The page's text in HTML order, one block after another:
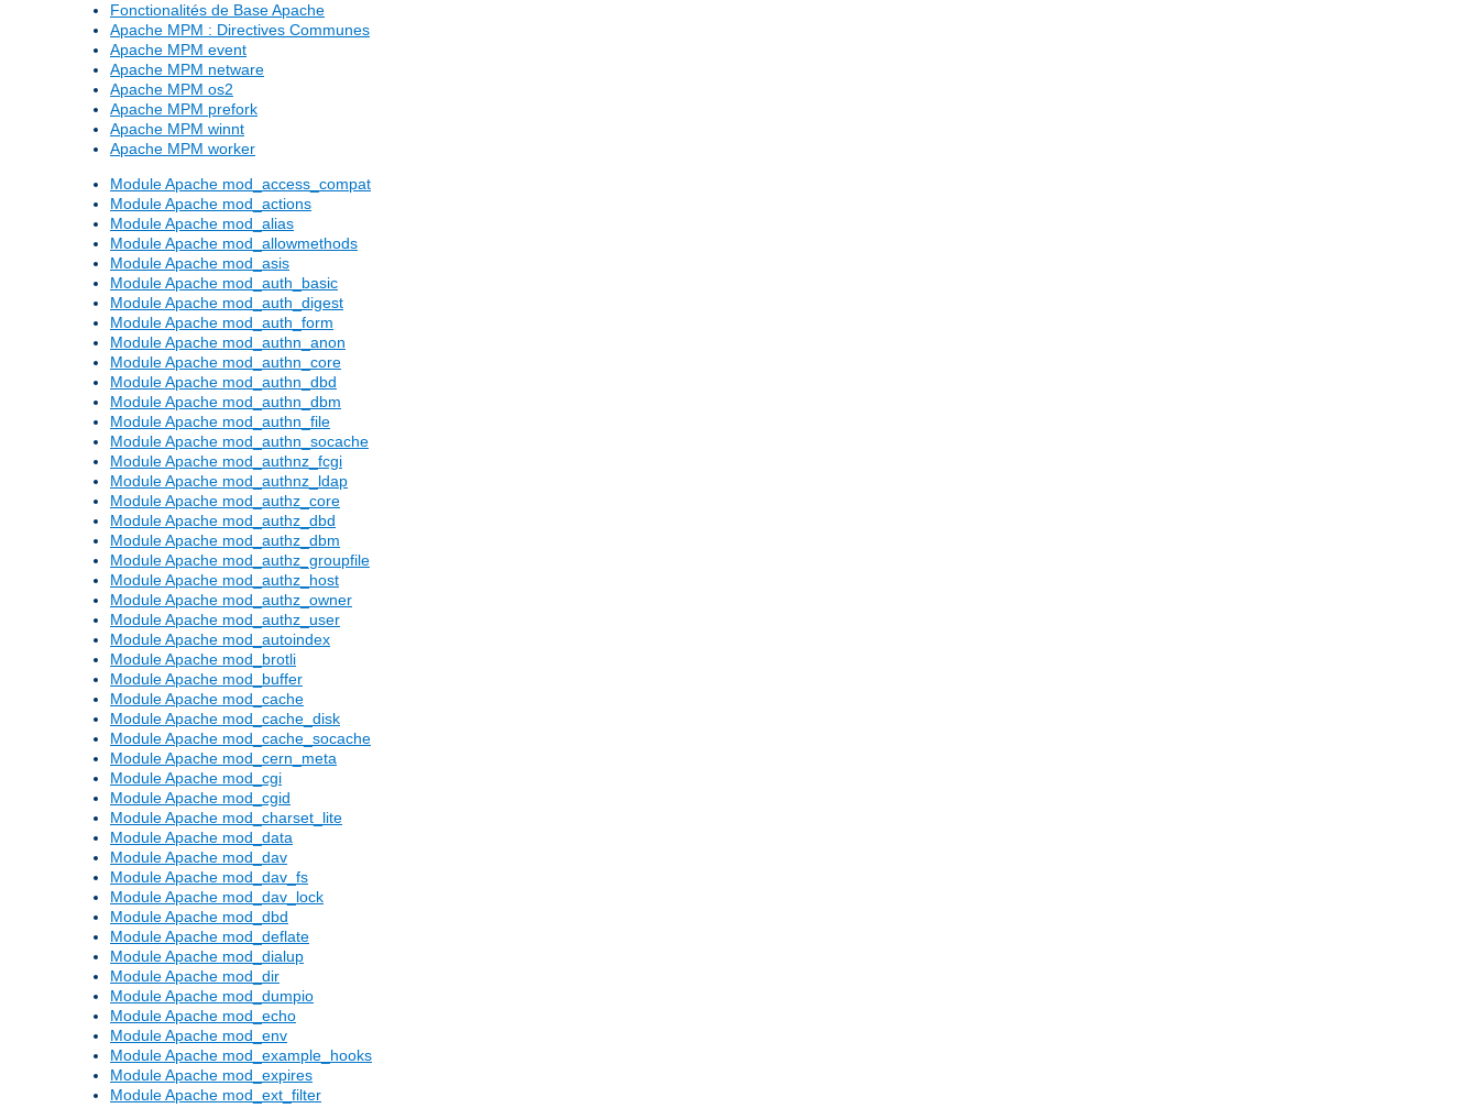
Fonctionalités de Base Apache
Apache MPM : Directives Communes
Apache MPM event
Apache MPM netware
Apache MPM os2
Apache MPM prefork
Apache MPM winnt
Apache MPM worker
Module Apache mod_access_compat
Module Apache mod_actions
Module Apache mod_alias
Module Apache mod_allowmethods
Module Apache mod_asis
Module Apache mod_auth_basic
Module Apache mod_auth_digest
Module Apache mod_auth_form
Module Apache mod_authn_anon
Module Apache mod_authn_core
Module Apache mod_authn_dbd
Module Apache mod_authn_dbm
Module Apache mod_authn_file
Module Apache mod_authn_socache
Module Apache mod_authnz_fcgi
Module Apache mod_authnz_ldap
Module Apache mod_authz_core
Module Apache mod_authz_dbd
Module Apache mod_authz_dbm
Module Apache mod_authz_groupfile
Module Apache mod_authz_host
Module Apache mod_authz_owner
Module Apache mod_authz_user
Module Apache mod_autoindex
Module Apache mod_brotli
Module Apache mod_buffer
Module Apache mod_cache
Module Apache mod_cache_disk
Module Apache mod_cache_socache
Module Apache mod_cern_meta
Module Apache mod_cgi
Module Apache mod_cgid
Module Apache mod_charset_lite
Module Apache mod_data
Module Apache mod_dav
Module Apache mod_dav_fs
Module Apache mod_dav_lock
Module Apache mod_dbd
Module Apache mod_deflate
Module Apache mod_dialup
Module Apache mod_dir
Module Apache mod_dumpio
Module Apache mod_echo
Module Apache mod_env
Module Apache mod_example_hooks
Module Apache mod_expires
Module Apache mod_ext_filter